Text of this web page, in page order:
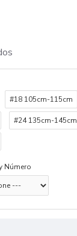
#18 105cm-115cm
#24 135cm-145cm
Número